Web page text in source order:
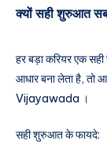
क्यों सही शुरुआत
हर बड़ा करियर एक
आधार बना लेता है, तो
Vijayawada ।
सही शुरुआत के फायदे: